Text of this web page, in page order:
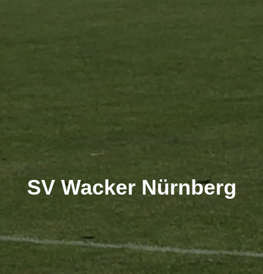
SV Wacker Nürnberg